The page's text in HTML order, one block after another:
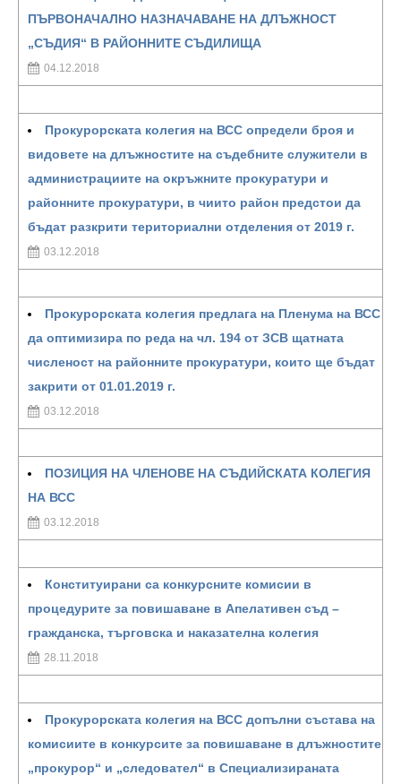
ПЪРВОНАЧАЛНО НАЗНАЧАВАНЕ НА ДЛЪЖНОСТ
„СЪДИЯ“ В РАЙОННИТЕ СЪДИЛИЩА
04.12.2018
Прокурорската колегия на ВСС определи броя и
видовете на длъжностите на съдебните служители в
администрациите на окръжните прокуратури и
районните прокуратури, в чиито район предстои да
бъдат разкрити териториални отделения от 2019 г.
03.12.2018
Прокурорската колегия предлага на Пленума на ВСС
да оптимизира по реда на чл. 194 от ЗСВ щатната
численост на районните прокуратури, които ще бъдат
закрити от 01.01.2019 г.
03.12.2018
ПОЗИЦИЯ НА ЧЛЕНОВЕ НА СЪДИЙСКАТА КОЛЕГИЯ
НА ВСС
03.12.2018
Конституирани са конкурсните комисии в
процедурите за повишаване в Апелативен съд –
гражданска, търговска и наказателна колегия
28.11.2018
Прокурорската колегия на ВСС допълни състава на
комисиите в конкурсите за повишаване в длъжностите
„прокурор“ и „следовател“ в Специализираната